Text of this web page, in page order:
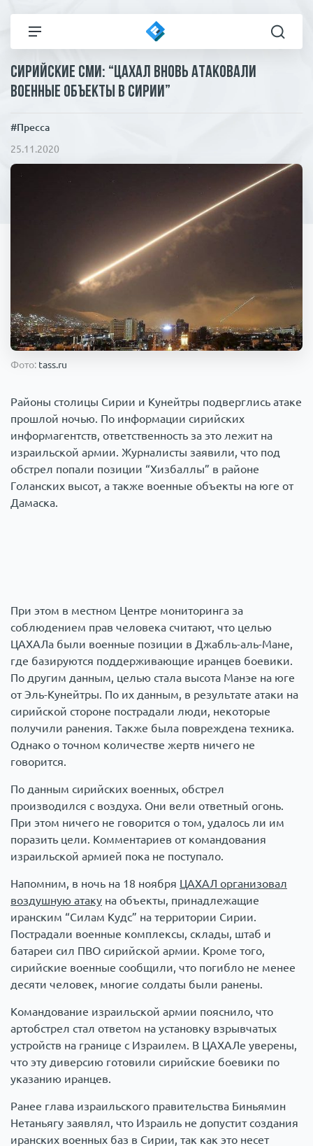
Все новости
Коронавирус
Происшествия
Технологии
Пресса
1000 мелочей
Сирийские СМИ: “ЦАХАЛ вновь атаковали
военные объекты в Сирии”
#Пресса
25.11.2020
Фото: tass.ru
Районы столицы Сирии и Кунейтры подверглись атаке
прошлой ночью. По информации сирийских
информагентств, ответственность за это лежит на
израильской армии. Журналисты заявили, что под
обстрел попали позиции “Хизбаллы” в районе
Голанских высот, а также военные объекты на юге от
Дамаска.
При этом в местном Центре мониторинга за
соблюдением прав человека считают, что целью
ЦАХАЛа были военные позиции в Джабль-аль-Мане,
где базируются поддерживающие иранцев боевики.
По другим данным, целью стала высота Манэе на юге
от Эль-Кунейтры. По их данным, в результате атаки на
сирийской стороне пострадали люди, некоторые
получили ранения. Также была повреждена техника.
Однако о точном количестве жертв ничего не
говорится.
По данным сирийских военных, обстрел
производился с воздуха. Они вели ответный огонь.
При этом ничего не говорится о том, удалось ли им
поразить цели. Комментариев от командования
израильской армией пока не поступало.
Напомним, в ночь на 18 ноября ЦАХАЛ организовал
воздушную атаку на объекты, принадлежащие
иранским “Силам Кудс” на территории Сирии.
Пострадали военные комплексы, склады, штаб и
батареи сил ПВО сирийской армии. Кроме того,
сирийские военные сообщили, что погибло не менее
десяти человек, многие солдаты были ранены.
Командование израильской армии пояснило, что
артобстрел стал ответом на установку взрывчатых
устройств на границе с Израилем. В ЦАХАЛе уверены,
что эту диверсию готовили сирийские боевики по
указанию иранцев.
Ранее глава израильского правительства Биньямин
Нетаньягу заявлял, что Израиль не допустит создания
иранских военных баз в Сирии, так как это несет